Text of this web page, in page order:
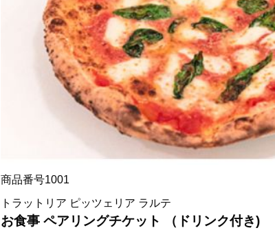
商品番号1001
トラットリア ピッツェリア ラルテ
お食事 ペアリングチケット （ドリンク付き)